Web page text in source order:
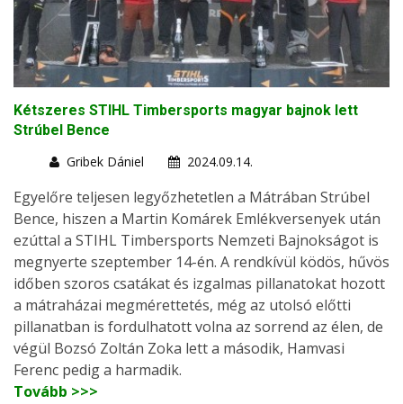
Kétszeres STIHL Timbersports magyar bajnok lett
Strúbel Bence
Gribek Dániel
2024.09.14.
Egyelőre teljesen legyőzhetetlen a Mátrában Strúbel
Bence, hiszen a Martin Komárek Emlékversenyek után
ezúttal a STIHL Timbersports Nemzeti Bajnokságot is
megnyerte szeptember 14-én. A rendkívül ködös, hűvös
időben szoros csatákat és izgalmas pillanatokat hozott
a mátraházai megmérettetés, még az utolsó előtti
pillanatban is fordulhatott volna az sorrend az élen, de
végül Bozsó Zoltán Zoka lett a második, Hamvasi
Ferenc pedig a harmadik.
Tovább >>>